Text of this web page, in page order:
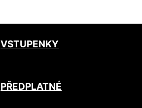
VSTUPENKY
PŘEDPLATNÉ